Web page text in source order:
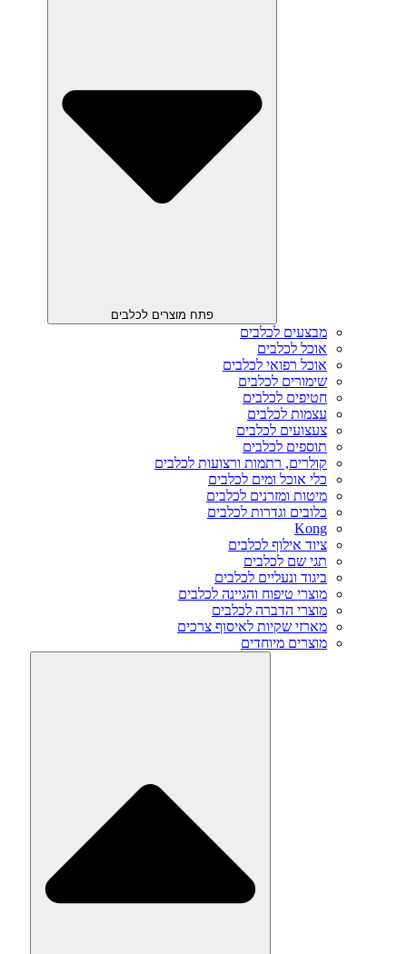
פתח מוצרים לכלבים
מבצעים לכלבים
אוכל לכלבים
אוכל רפואי לכלבים
שימורים לכלבים
חטיפים לכלבים
עצמות לכלבים
צעצועים לכלבים
תוספים לכלבים
קולרים, רתמות ורצועות לכלבים
כלי אוכל ומים לכלבים
מיטות ומזרנים לכלבים
כלובים וגדרות לכלבים
Kong
ציוד אילוף לכלבים
תגי שם לכלבים
ביגוד ונעליים לכלבים
מוצרי טיפוח והגיינה לכלבים
מוצרי הדברה לכלבים
מארזי שקיות לאיסוף צרכים
מוצרים מיוחדים